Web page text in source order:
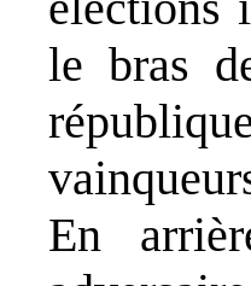
le bras
En